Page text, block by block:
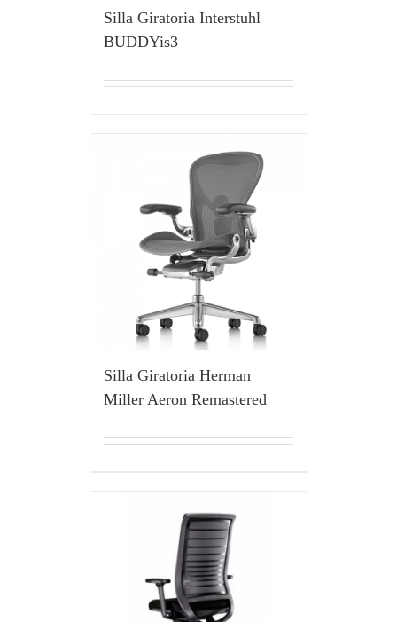
Silla Giratoria Interstuhl
BUDDYis3
Silla Giratoria Herman
Miller Aeron Remastered